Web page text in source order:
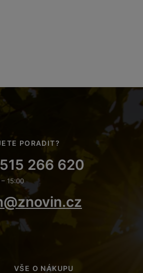
PORADIT?
266 620
– 15:00
VŠE O NÁKUPU